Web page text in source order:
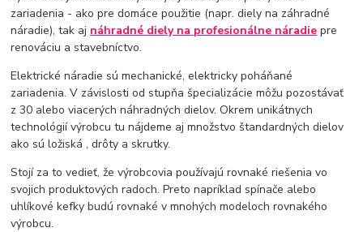
zariadenia - ako pre domáce použitie (napr. diely na záhradné
náradie), tak aj náhradné diely na profesionálne náradie pre
renováciu a stavebníctvo.
Elektrické náradie sú mechanické, elektricky poháňané
zariadenia. V závislosti od stupňa špecializácie môžu pozostávať
z 30 alebo viacerých náhradných dielov. Okrem unikátnych
technológií výrobcu tu nájdeme aj množstvo štandardných dielov
ako súložiská , drôty a skrutky.
Stojí za to vedieť, že výrobcovia používajú rovnaké riešenia vo
svojich produktových radoch. Preto napríklad spínače alebo
uhlíkové kefky budú rovnaké v mnohých modeloch rovnakého
výrobcu.